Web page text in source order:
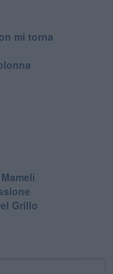
mi torna
Grillo